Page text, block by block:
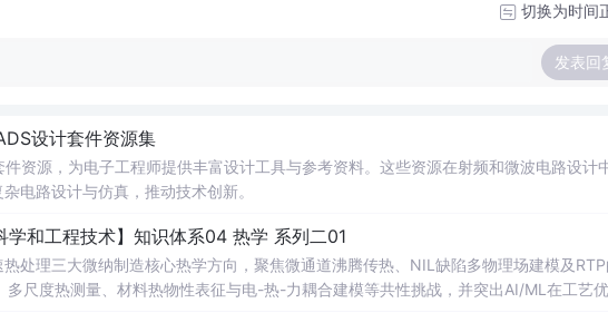
切换为时间
发表回
设计套件资源集
件资源，为电子工程师提供丰富设计工具与参考资料。这些资源在射频和微波电路设计
电路设计与仿真，推动技术创新。
学和工程技术】知识体系04 热学 系列二01
处理三大微纳制造核心热学方向，聚焦微通道沸腾传热、NIL缺陷多物理场建模及
尺度热测量、材料热物性表征与电-热-力耦合建模等共性挑战，并突出AI/ML在工艺优